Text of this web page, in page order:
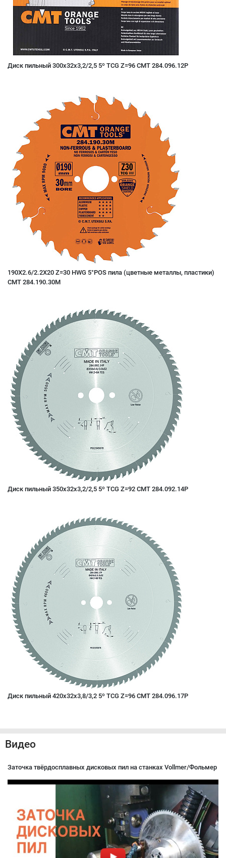
Диск пильный 300x32x3,2/2,5 5º TCG Z=96 CMT 284.096.12P
190X2.6/2.2X20 Z=30 HWG 5°POS пила (цветные металлы, пластики)
CMT 284.190.30M
Диск пильный 350x32x3,2/2,5 5º TCG Z=92 CMT 284.092.14P
Диск пильный 420x32x3,8/3,2 5º TCG Z=96 CMT 284.096.17P
Видео
Заточка твёрдосплавных дисковых пил на станках Vollmer/Фольмер